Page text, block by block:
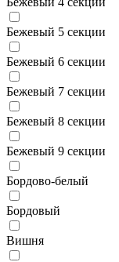
Бежевый 5 секции
Бежевый 6 секции
Бежевый 7 секции
Бежевый 8 секции
Бежевый 9 секции
Бордово-белый
Бордовый
Вишня